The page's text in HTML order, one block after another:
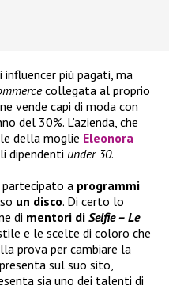
più pagati, ma
collegata al proprio
vende capi di moda con
del 30%. L’azienda, che
della moglie Eleonora
dipendenti under 30.
a programmi
un disco. Di certo lo
di mentori di Selfie – Le
e le scelte di coloro che
prova per cambiare la
sul suo sito,
sia uno dei talenti di